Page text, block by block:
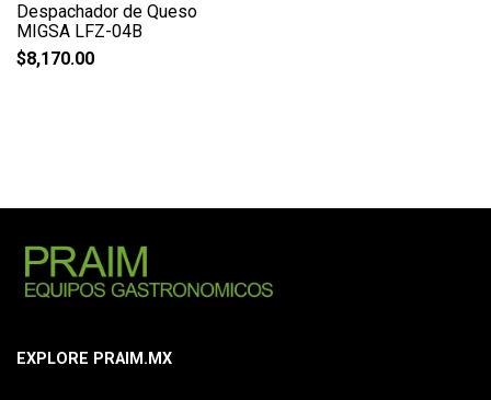
Despachador de Queso
MIGSA LFZ-04B
$8,170.00
EXPLORE PRAIM.MX